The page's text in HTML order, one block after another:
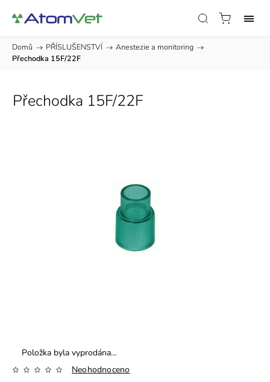
Domů / PŘÍSLUŠENSTVÍ / Anestezie a monitoring /
Přechodka 15F/22F
Přechodka 15F/22F
Položka byla vyprodána…
Neohodnoceno